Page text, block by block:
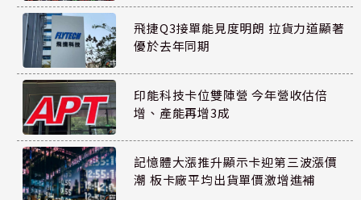
飛捷Q3接單能見度明朗 拉貨力道顯著
優於去年同期
印能科技卡位雙陣營 今年營收估倍
增、產能再增3成
記憶體大漲推升顯示卡迎第三波漲價
潮 板卡廠平均出貨單價激增進補